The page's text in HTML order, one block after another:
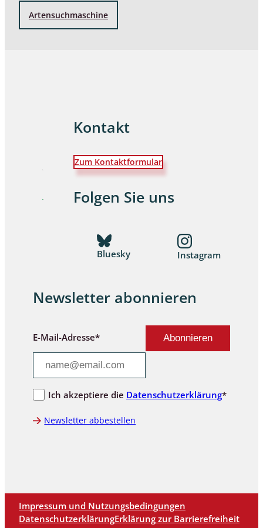
Artensuchmaschine
Kontakt
Zum Kontaktformular
Folgen Sie uns
Bluesky Instagram
Newsletter abonnieren
E-Mail-Adresse*
Ich akzeptiere die Datenschutzerklärung*
Newsletter abbestellen
Impressum und Nutzungsbedingungen
DatenschutzerklärungErklärung zur Barrierefreiheit